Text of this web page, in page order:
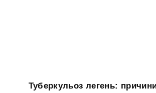
Туберкульоз легень: